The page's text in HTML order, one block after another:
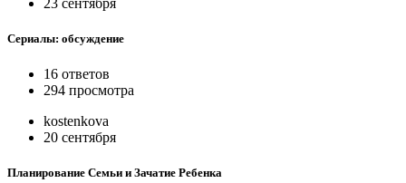
Сериалы: обсуждение
16 ответов
294 просмотра
kostenkova
20 сентября
Планирование Семьи и Зачатие Ребенка